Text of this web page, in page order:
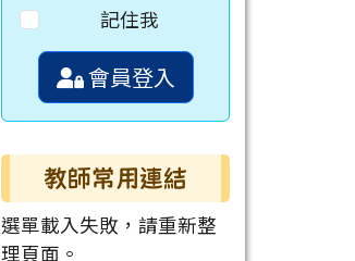
記住我
會員登入
教師常用連結
選單載入失敗，請重新整
理頁面。